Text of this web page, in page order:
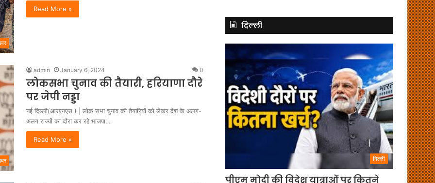
Read More »
admin January 6, 2024 0
लोकसभा चुनाव की तैयारी, हरियाणा दौरे
पर जेपी नड्डा
नई दिल्ली(आरएनएस ) | लोक सभा चुनाव की तैयारियों को लेकर देश के अलग-
अलग राज्यों का दौरा कर रहे भाजपा…
Read More »
दिल्ली
दिल्ली
पीएम मोदी की विदेश यात्राओं पर कितने